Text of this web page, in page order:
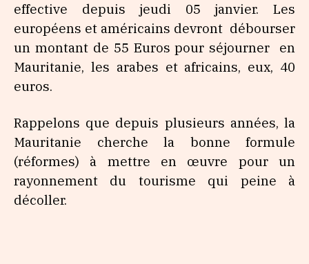
effective depuis jeudi 05 janvier. Les
européens et américains devront débourser
un montant de 55 Euros pour séjourner en
Mauritanie, les arabes et africains, eux, 40
euros.
Rappelons que depuis plusieurs années, la
Mauritanie cherche la bonne formule
(réformes) à mettre en œuvre pour un
rayonnement du tourisme qui peine à
décoller.